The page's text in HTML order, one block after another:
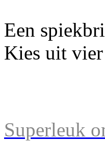
Een
Kies uit
Superleuk